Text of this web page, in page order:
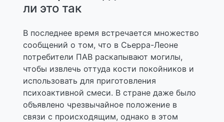
ли это так
В последнее время встречается множество
сообщений о том, что в Сьерра-Леоне
потребители ПАВ раскапывают могилы,
чтобы извлечь оттуда кости покойников и
использовать для приготовления
психоактивной смеси. В стране даже было
объявлено чрезвычайное положение в
связи с происходящим, однако в этом